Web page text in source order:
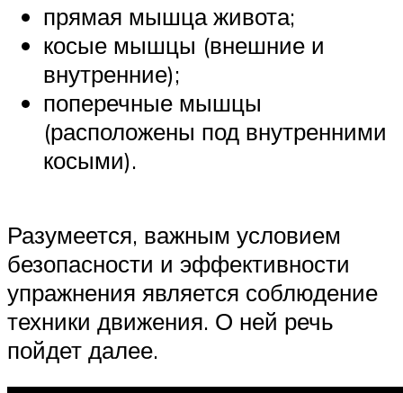
прямая мышца живота;
косые мышцы (внешние и
внутренние);
поперечные мышцы
(расположены под внутренними
косыми).
Разумеется, важным условием
безопасности и эффективности
упражнения является соблюдение
техники движения. О ней речь
пойдет далее.